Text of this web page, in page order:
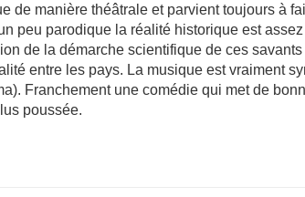
de manière théâtrale et parvient toujours à
peu parodique la réalité historique est
de la démarche scientifique de ces
entre les pays. La musique est vraiment
Franchement une comédie qui met de
poussée.